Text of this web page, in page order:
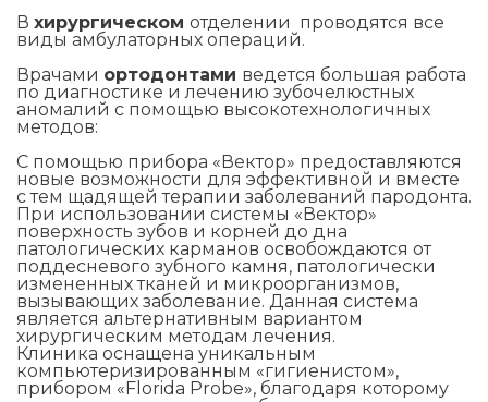
В хирургическом отделении проводятся все
виды амбулаторных операций.
Врачами ортодонтами ведется большая работа
по диагностике и лечению зубочелюстных
аномалий с помощью высокотехнологичных
методов:
С помощью прибора «Вектор» предоставляются
новые возможности для эффективной и вместе
с тем щадящей терапии заболеваний пародонта.
При использовании системы «Вектор»
поверхность зубов и корней до дна
патологических карманов освобождаются от
поддесневого зубного камня, патологически
измененных тканей и микроорганизмов,
вызывающих заболевание. Данная система
является альтернативным вариантом
хирургическим методам лечения.
Клиника оснащена уникальным
компьютеризированным «гигиенистом»,
прибором «Florida Probe», благодаря которому